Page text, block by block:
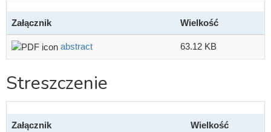
Załącznik Wielkość
abstract 63.12 KB
Streszczenie
Załącznik Wielkość